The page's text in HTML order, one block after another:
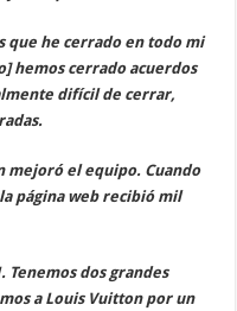
que he cerrado en todo mi
hemos cerrado acuerdos
difícil de cerrar,
mejoró el equipo. Cuando
página web recibió mil
Tenemos dos grandes
a Louis Vuitton por un